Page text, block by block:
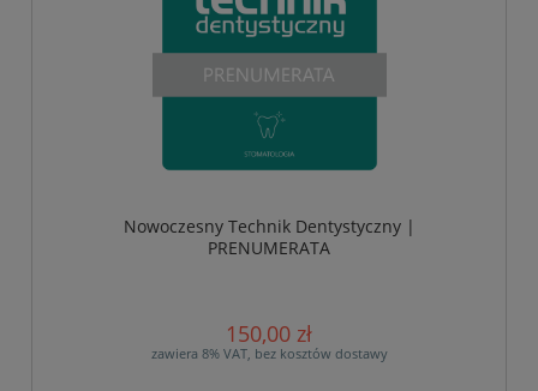
Nowoczesny Technik Dentystyczny |
PRENUMERATA
150,00 zł
zawiera 8% VAT, bez kosztów dostawy